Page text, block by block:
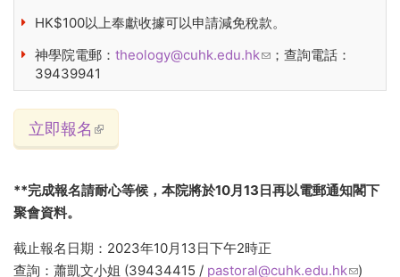
HK$100以上奉獻收據可以申請減免稅款。
神學院電郵： theology@cuhk.edu.hk(link sends e-mail)
；查詢電話：
39439941
立即報名 (link is external)
**完成報名請耐心等候，本院將於10月13日再以電郵通知閣下
聚會資料。
截止報名日期：2023年10月13日下午2時正
查詢：蕭凱文小姐 (39434415 / pastoral@cuhk.edu.hk(link
)